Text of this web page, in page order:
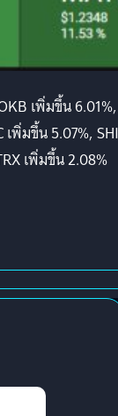
เพิ่มขึ้น 6.01%,
เพิ่มขึ้น 5.07%,
เพิ่มขึ้น 2.08%